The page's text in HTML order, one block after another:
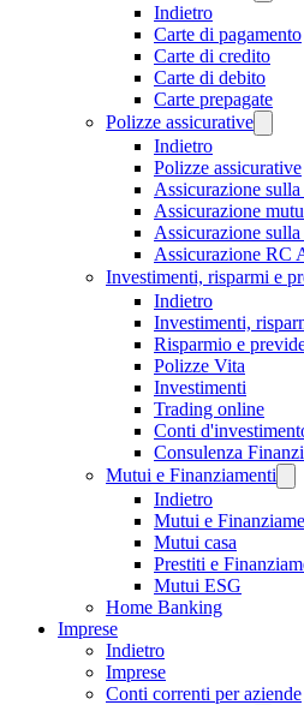
Indietro
Carte di pagamento
Carte di credito
Carte di debito
Carte prepagate
Polizze assicurative
Indietro
Polizze assicurative
Assicurazione
Assicurazione
Assicurazione sulla
Assicurazione RC
Investimenti, risparmi e
Indietro
Investimenti,
Risparmio e
Polizze Vita
Investimenti
Trading online
Conti
Consulenza
Mutui e Finanziamenti
Indietro
Mutui e
Mutui casa
Prestiti e
Mutui ESG
Home Banking
Imprese
Indietro
Imprese
Conti correnti per aziende